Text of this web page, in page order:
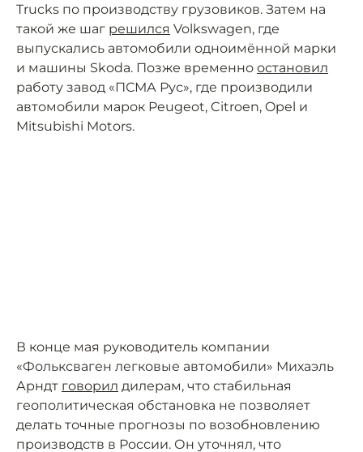
Trucks по производству грузовиков. Затем на
такой же шаг решился Volkswagen, где
выпускались автомобили одноимённой марки
и машины Skoda. Позже временно остановил
работу завод «ПСМА Рус», где производили
автомобили марок Peugeot, Citroen, Opel и
Mitsubishi Motors.
В конце мая руководитель компании
«Фольксваген легковые автомобили» Михаэль
Арндт говорил дилерам, что стабильная
геополитическая обстановка не позволяет
делать точные прогнозы по возобновлению
производств в России. Он уточнял, что